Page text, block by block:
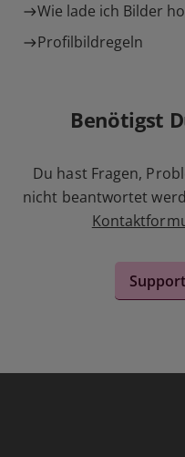
Wie lade ich Bilder
Profilbildregeln
Benötigst
Du hast Fragen,
nicht beantwortet